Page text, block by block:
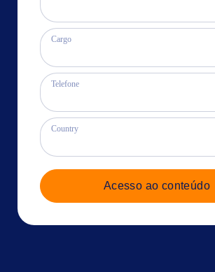
Cargo
Telefone
Country
Acesso ao conteúdo